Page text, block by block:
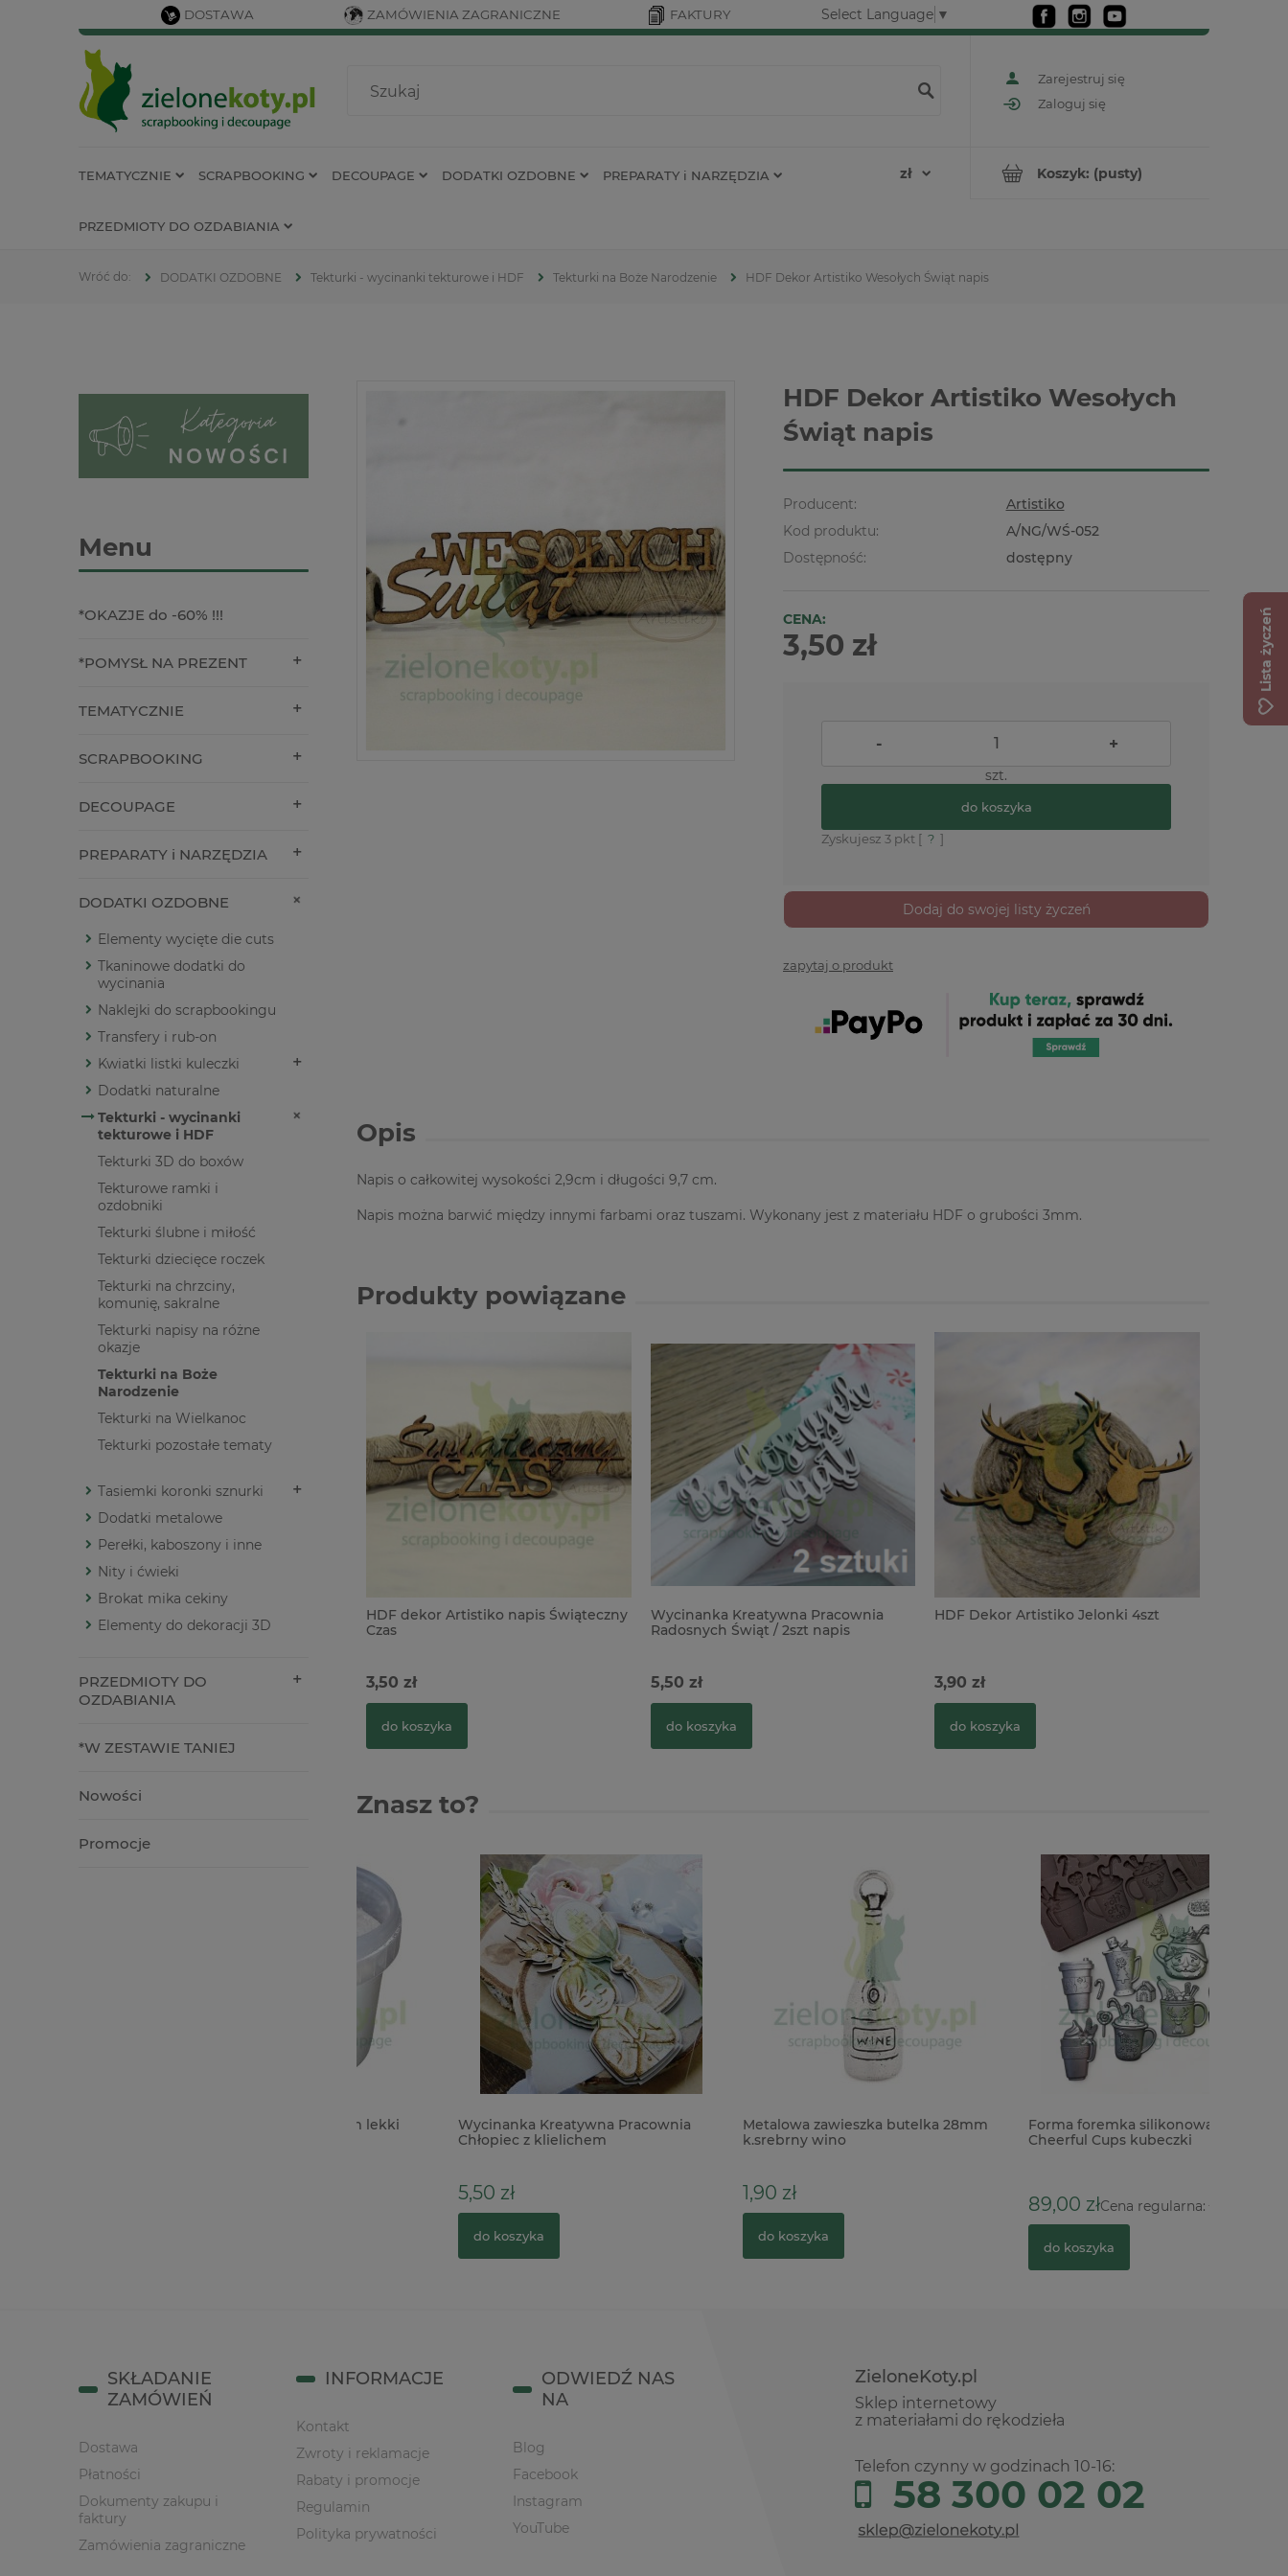
DOSTAWA ZAMÓWIENIA ZAGRANICZNE FAKTURY Select Language ▼
Zarejestruj się
Zaloguj się
Koszyk: (pusty)
TEMATYCZNIE SCRAPBOOKING DECOUPAGE DODATKI OZDOBNE PREPARATY i NARZĘDZIA
PRZEDMIOTY DO OZDABIANIA
DODATKI OZDOBNE Tekturki - wycinanki tekturowe i HDF Tekturki na Boże Narodzenie HDF Dekor Artistiko Wesołych Świąt napis
Menu
*OKAZJE do -60% !!!
*POMYSŁ NA PREZENT
TEMATYCZNIE
SCRAPBOOKING
DECOUPAGE
PREPARATY i NARZĘDZIA
DODATKI OZDOBNE
Elementy wycięte die cuts
Tkaninowe dodatki do
wycinania
Naklejki do scrapbookingu
Transfery i rub-on
Kwiatki listki kuleczki
Dodatki naturalne
Tekturki - wycinanki
tekturowe i HDF
Tekturki 3D do boxów
Tekturowe ramki i
ozdobniki
Tekturki ślubne i miłość
Tekturki dziecięce roczek
Tekturki na chrzciny,
komunię, sakralne
Tekturki napisy na różne
okazje
Tekturki na Boże
Narodzenie
Tekturki na Wielkanoc
Tekturki pozostałe tematy
Tasiemki koronki sznurki
Dodatki metalowe
Perełki, kaboszony i inne
Nity i ćwieki
Brokat mika cekiny
Elementy do dekoracji 3D
PRZEDMIOTY DO
OZDABIANIA
*W ZESTAWIE TANIEJ
Nowości
Promocje
HDF Dekor Artistiko Wesołych
Świąt napis
Producent:
Artistiko
Kod produktu:
A/NG/WŚ-052
Dostępność:
dostępny
CENA:
3,50 zł
- +
szt.
do koszyka
Zyskujesz 3 pkt [ ? ]
Dodaj do swojej listy życzeń
zapytaj o produkt
Opis
Napis o całkowitej wysokości 2,9cm i długości 9,7 cm.
Napis można barwić między innymi farbami oraz tuszami. Wykonany jest z materiału HDF o grubości 3mm.
Produkty powiązane
HDF dekor Artistiko napis Świąteczny
Czas
3,50 zł
do koszyka
Wycinanka Kreatywna Pracownia
Radosnych Świąt / 2szt napis
5,50 zł
do koszyka
HDF Dekor Artistiko Jelonki 4szt
3,90 zł
do koszyka
Znasz to?
Wycinanka Kreatywna Pracownia
Chłopiec z klielichem
Metalowa zawieszka butelka 28mm
k.srebrny wino
Forma foremka silikonowa Prima
Cheerful Cups kubeczki
Cena regularna:109,00 zł
ZieloneKoty.pl
Sklep internetowy
z materiałami do rękodzieła
Telefon czynny w godzinach 10-16:
58 300 02 02
SKŁADANIE
ZAMÓWIEŃ
Dostawa
Płatności
Dokumenty zakupu i
faktury
Zamówienia zagraniczne
INFORMACJE
Kontakt
Zwroty i reklamacje
Rabaty i promocje
Regulamin
Polityka prywatności
ODWIEDŹ NAS
NA
Blog
Facebook
Instagram
YouTube
Lista życzeń